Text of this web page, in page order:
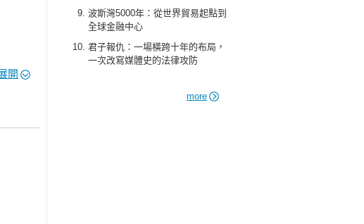
波斯灣5000年：從世界貿易起點到
全球金融中心
君子報仇：一場橫跨十年的布局，
一次改寫媒體史的法律攻防
more
開